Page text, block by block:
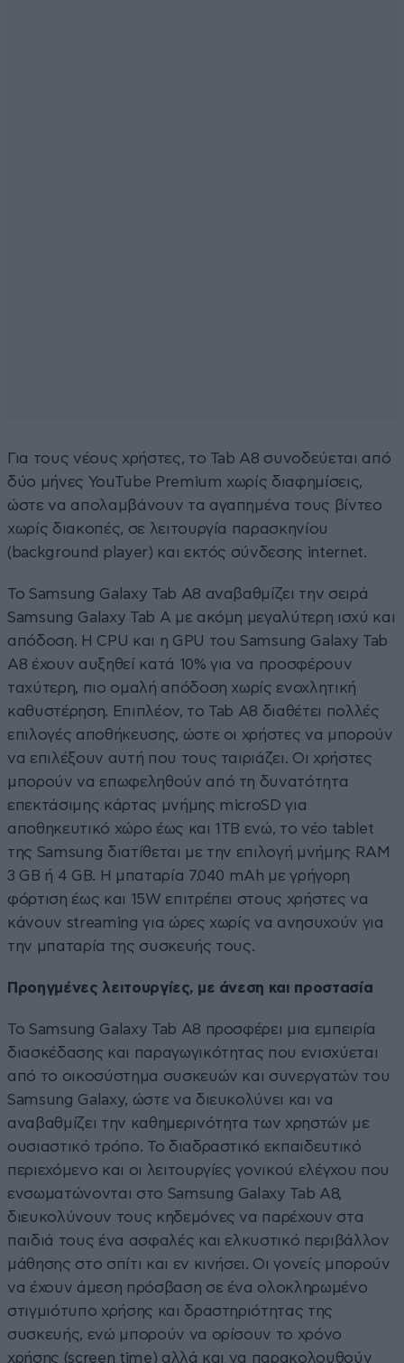
Για τους νέους χρήστες, το Tab A8 συνοδεύεται από
δύο μήνες YouTube Premium χωρίς διαφημίσεις,
ώστε να απολαμβάνουν τα αγαπημένα τους βίντεο
χωρίς διακοπές, σε λειτουργία παρασκηνίου
(background player) και εκτός σύνδεσης internet.
Το Samsung Galaxy Tab A8 αναβαθμίζει την σειρά
Samsung Galaxy Tab A με ακόμη μεγαλύτερη ισχύ και
απόδοση. Η CPU και η GPU του Samsung Galaxy Tab
A8 έχουν αυξηθεί κατά 10% για να προσφέρουν
ταχύτερη, πιο ομαλή απόδοση χωρίς ενοχλητική
καθυστέρηση. Επιπλέον, το Tab A8 διαθέτει πολλές
επιλογές αποθήκευσης, ώστε οι χρήστες να μπορούν
να επιλέξουν αυτή που τους ταιριάζει. Οι χρήστες
μπορούν να επωφεληθούν από τη δυνατότητα
επεκτάσιμης κάρτας μνήμης microSD για
αποθηκευτικό χώρο έως και 1TB ενώ, το νέο tablet
της Samsung διατίθεται με την επιλογή μνήμης RAM
3 GB ή 4 GB. Η μπαταρία 7.040 mAh με γρήγορη
φόρτιση έως και 15W επιτρέπει στους χρήστες να
κάνουν streaming για ώρες χωρίς να ανησυχούν για
την μπαταρία της συσκευής τους.
Προηγμένες λειτουργίες, με άνεση και προστασία
Το Samsung Galaxy Tab A8 προσφέρει μια εμπειρία
διασκέδασης και παραγωγικότητας που ενισχύεται
από το οικοσύστημα συσκευών και συνεργατών του
Samsung Galaxy, ώστε να διευκολύνει και να
αναβαθμίζει την καθημερινότητα των χρηστών με
ουσιαστικό τρόπο. Το διαδραστικό εκπαιδευτικό
περιεχόμενο και οι λειτουργίες γονικού ελέγχου που
ενσωματώνονται στο Samsung Galaxy Tab A8,
διευκολύνουν τους κηδεμόνες να παρέχουν στα
παιδιά τους ένα ασφαλές και ελκυστικό περιβάλλον
μάθησης στο σπίτι και εν κινήσει. Οι γονείς μπορούν
να έχουν άμεση πρόσβαση σε ένα ολοκληρωμένο
στιγμιότυπο χρήσης και δραστηριότητας της
συσκευής, ενώ μπορούν να ορίσουν το χρόνο
χρήσης (screen time) αλλά και να παρακολουθούν